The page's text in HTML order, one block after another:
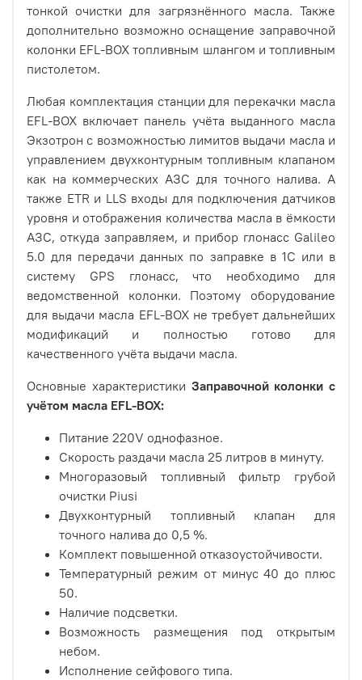
тонкой очистки для загрязнённого масла. Также
дополнительно возможно оснащение заправочной
колонки EFL-BOX топливным шлангом и топливным
пистолетом.
Любая комплектация станции для перекачки масла
EFL-BOX включает панель учёта выданного масла
Экзотрон с возможностью лимитов выдачи масла и
управлением двухконтурным топливным клапаном
как на коммерческих АЗС для точного налива. А
также ETR и LLS входы для подключения датчиков
уровня и отображения количества масла в ёмкости
АЗС, откуда заправляем, и прибор глонасс Galileo
5.0 для передачи данных по заправке в 1С или в
систему GPS глонасс, что необходимо для
ведомственной колонки. Поэтому оборудование
для выдачи масла EFL-BOX не требует дальнейших
модификаций и полностью готово для
качественного учёта выдачи масла.
Основные характеристики Заправочной колонки с
учётом масла EFL-BOX:
Питание 220V однофазное.
Скорость раздачи масла 25 литров в минуту.
Многоразовый топливный фильтр грубой
очистки Piusi
Двухконтурный топливный клапан для
точного налива до 0,5 %.
Комплект повышенной отказоустойчивости.
Температурный режим от минус 40 до плюс
50.
Наличие подсветки.
Возможность размещения под открытым
небом.
Исполнение сейфового типа.